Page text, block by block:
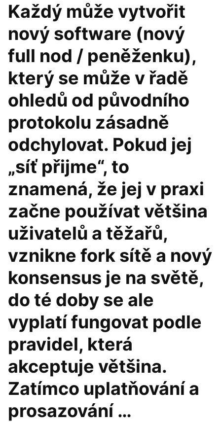
Každý může vytvořit
nový software (nový
full nod / peněženku),
který se může v řadě
ohledů od původního
protokolu zásadně
odchylovat. Pokud jej
„síť přijme“, to
znamená, že jej v praxi
začne používat většina
uživatelů a těžařů,
vznikne fork sítě a nový
konsensus je na světě,
do té doby se ale
vyplatí fungovat podle
pravidel, která
akceptuje většina.
Zatímco uplatňování a
prosazování …